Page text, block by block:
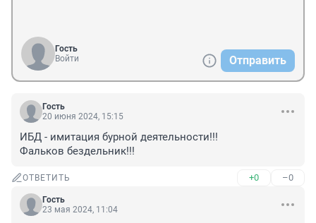
Гость
Войти
Отправить
Гость
20 июня 2024, 15:15
ИБД - имитация бурной деятельности!!!
Фальков бездельник!!!
ОТВЕТИТЬ +0 –0
Гость
23 мая 2024, 11:04